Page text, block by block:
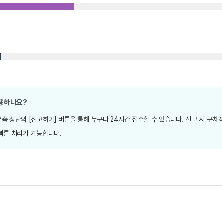
하나요?
상단의 [신고하기] 버튼을 통해 누구나 24시간 접수할 수 있습니다. 신고 시 구체
른 처리가 가능합니다.